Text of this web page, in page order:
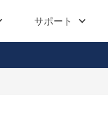
サポート